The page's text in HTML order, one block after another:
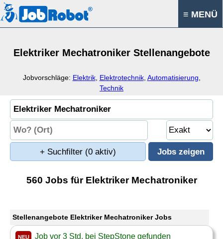
≡ MENÜ
Elektriker Mechatroniker Stellenangebote
Jobvorschläge: Elektrik, Elektrotechnik, Automatisierung
Technik
+ Suchfilter (0 aktiv)
560 Jobs für Elektriker Mechatroniker
Stellenangebote Elektriker Mechatroniker Jobs
NEU Job vor 3 Std. bei StepStone gefunden